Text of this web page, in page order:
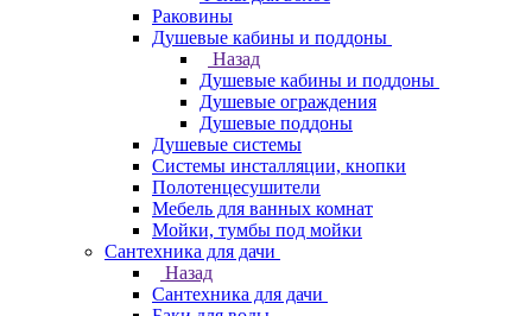
Раковины
Душевые кабины и поддоны
Назад
Душевые кабины и поддоны
Душевые ограждения
Душевые поддоны
Душевые системы
Системы инсталляции, кнопки
Полотенцесушители
Мебель для ванных комнат
Мойки, тумбы под мойки
Сантехника для дачи
Назад
Сантехника для дачи